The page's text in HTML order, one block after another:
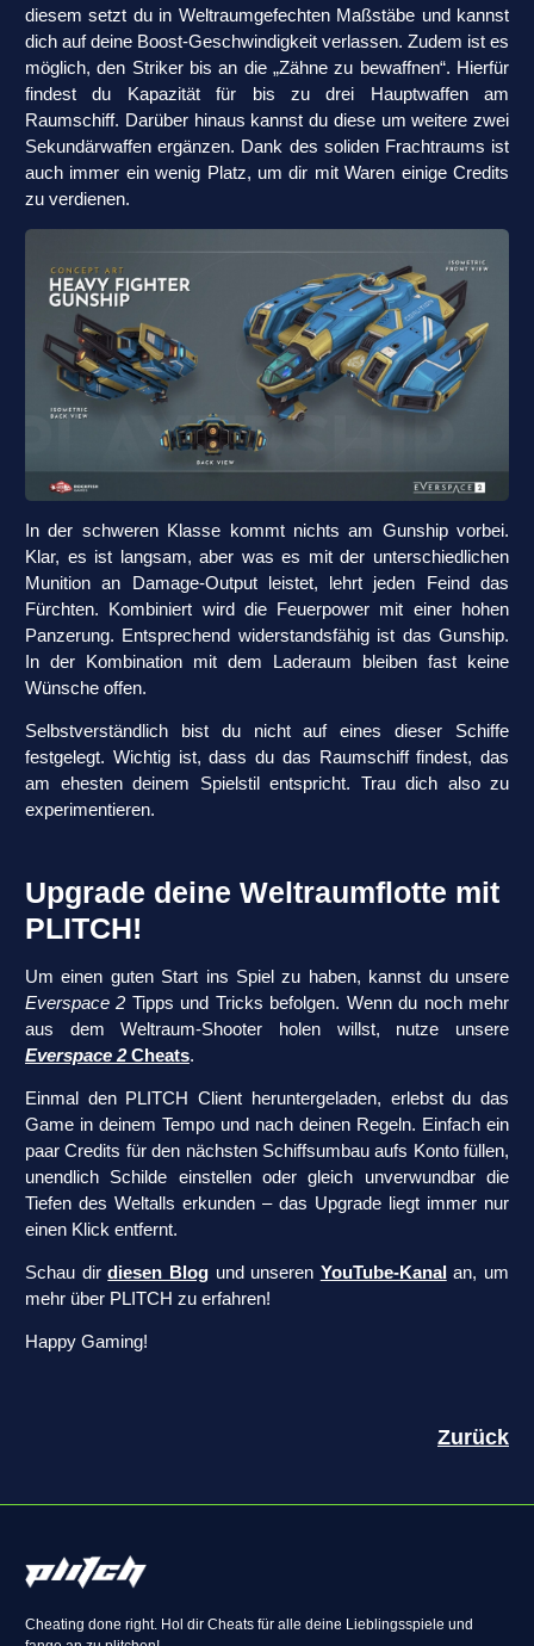
diesem setzt du in Weltraumgefechten Maßstäbe und kannst
dich auf deine Boost-Geschwindigkeit verlassen. Zudem ist es
möglich, den Striker bis an die „Zähne zu bewaffnen“. Hierfür
findest du Kapazität für bis zu drei Hauptwaffen am
Raumschiff. Darüber hinaus kannst du diese um weitere zwei
Sekundärwaffen ergänzen. Dank des soliden Frachtraums ist
auch immer ein wenig Platz, um dir mit Waren einige Credits
zu verdienen.
In der schweren Klasse kommt nichts am Gunship vorbei.
Klar, es ist langsam, aber was es mit der unterschiedlichen
Munition an Damage-Output leistet, lehrt jeden Feind das
Fürchten. Kombiniert wird die Feuerpower mit einer hohen
Panzerung. Entsprechend widerstandsfähig ist das Gunship.
In der Kombination mit dem Laderaum bleiben fast keine
Wünsche offen.
Selbstverständlich bist du nicht auf eines dieser Schiffe
festgelegt. Wichtig ist, dass du das Raumschiff findest, das
am ehesten deinem Spielstil entspricht. Trau dich also zu
experimentieren.
Upgrade deine Weltraumflotte mit
PLITCH!
Um einen guten Start ins Spiel zu haben, kannst du unsere
Everspace 2 Tipps und Tricks befolgen. Wenn du noch mehr
aus dem Weltraum-Shooter holen willst, nutze unsere
Everspace 2Cheats.
Einmal den PLITCH Client heruntergeladen, erlebst du das
Game in deinem Tempo und nach deinen Regeln. Einfach ein
paar Credits für den nächsten Schiffsumbau aufs Konto füllen,
unendlich Schilde einstellen oder gleich unverwundbar die
Tiefen des Weltalls erkunden – das Upgrade liegt immer nur
einen Klick entfernt.
Schau dirdiesen Blogund unseren YouTube-Kanal an, um
mehr über PLITCH zu erfahren!
Happy Gaming!
Zurück
Cheating done right. Hol dir Cheats für alle deine Lieblingsspiele und